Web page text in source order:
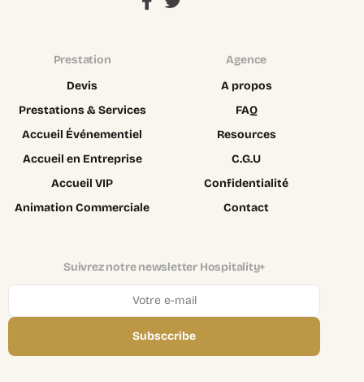
Prestation
Devis
Prestations & Services
Accueil Événementiel
Accueil en Entreprise
Accueil VIP
Animation Commerciale
Agence
A propos
FAQ
Resources
C.G.U
Confidentialité
Contact
Suivrez notre newsletter Hospitality+
Subsccribe